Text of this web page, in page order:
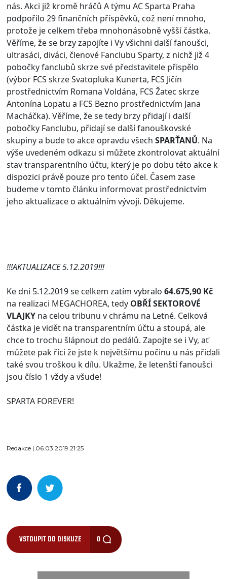
nás. Akci již kromě hráčů A týmu AC Sparta Praha
podpořilo 29 finančních příspěvků, což není mnoho,
protože je celkem třeba mnohonásobně vyšší částka.
Věříme, že se brzy zapojíte i Vy všichni další fanoušci,
ultrasáci, diváci, členové Fanclubu Sparty, z nichž již 4
pobočky fanclubů skrze své představitele přispělo
(výbor FCS skrze Svatopluka Kunerta, FCS Jičín
prostřednictvím Romana Voldána, FCS Žatec skrze
Antonína Lopatu a FCS Bezno prostřednictvím Jana
Macháčka). Věříme, že se tedy brzy přidají i další
pobočky Fanclubu, přidají se další fanouškovské
skupiny a bude to akce opravdu všechSPARŤANŮ. Na
výše uvedeném odkazu si můžete zkontrolovat aktuální
stav transparentního účtu, který je po dobu této akce k
dispozici právě pouze pro tento účel. Časem zase
budeme v tomto článku informovat prostřednictvím
jeho aktualizace o aktuálním vývoji. Děkujeme.
!!!AKTUALIZACE 5.12.2019!!!
Ke dni 5.12.2019 se celkem zatím vybralo64.675,90 Kč
na realizaci MEGACHOREA, tedy OBŘÍ SEKTOROVÉ
VLAJKY na celou tribunu v chrámu na Letné. Celková
částka je vidět na transparentním účtu a stoupá, ale
chce to trochu šlápnout do pedálů. Zapojte se i Vy, ať
můžete pak říci že jste k největšímu počinu u nás přidali
také svou troškou k dílu. Ukažme, že letenští fanoušci
jsou číslo 1 vždy a všude!
SPARTA FOREVER!
Redakce | 06.03.2019 21:25
VSTOUPIT DO DISKUZE 0